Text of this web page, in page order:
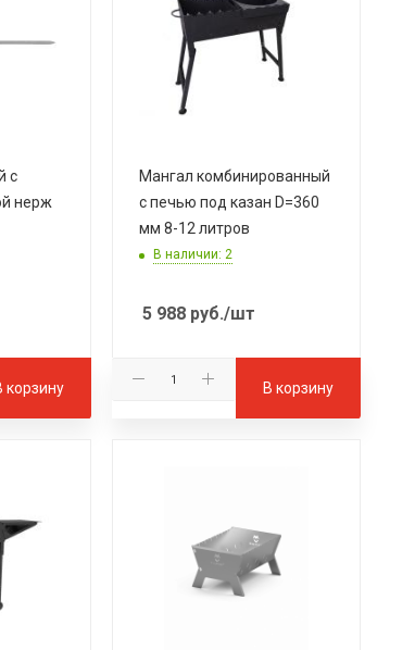
с
нерж
корзину
Мангал комбинированный
с печью под казан D=360
мм 8-12 литров
В наличии: 2
5 988руб./шт
В корзину